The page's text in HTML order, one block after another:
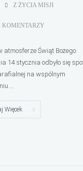
Z ŻYCIA MISJI
KOMENTARZY
atmosferze Świąt Bożego
14 stycznia odbyło się
na wspólnym
Więcek